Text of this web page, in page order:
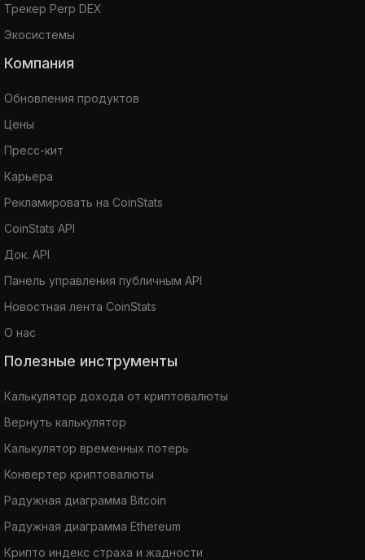
Трекер Perp DEX
Экосистемы
Компания
Обновления продуктов
Цены
Пресс-кит
Карьера
Рекламировать на CoinStats
CoinStats API
Док. API
Панель управления публичным API
Новостная лента CoinStats
О нас
Полезные инструменты
Калькулятор дохода от криптовалюты
Вернуть калькулятор
Калькулятор временных потерь
Конвертер криптовалюты
Радужная диаграмма Bitcoin
Радужная диаграмма Ethereum
Крипто индекс страха и жадности